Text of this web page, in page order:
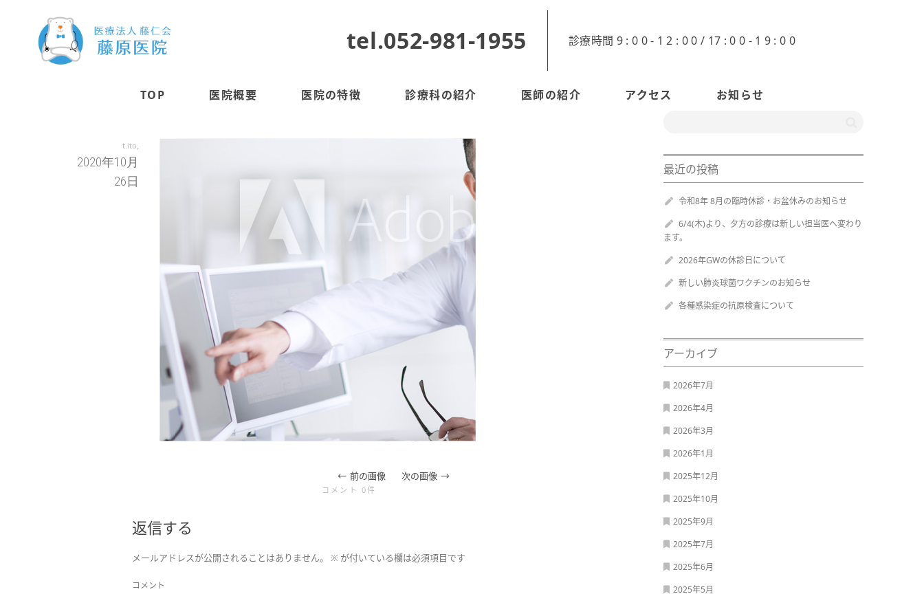
tel.052-981-1955 診療時間 9 : 0 0 - 1 2 : 0 0 / 17 : 0 0 - 1 9 : 0 0
TOP 医院概要 医院の特徴 診療科の紹介 医師の紹介 アクセス お知らせ
sampleimage04
t.ito,
2020年10月
26日
前の画像 次の画像
コメント 0件
返信する
メールアドレスが公開されることはありません。 ※ が付いている欄は必須項目です
コメント
最近の投稿
令和8年 8月の臨時休診・お盆休みのお知らせ
6/4(木)より、夕方の診療は新しい担当医へ変わり
ます。
2026年GWの休診日について
新しい肺炎球菌ワクチンのお知らせ
各種感染症の抗原検査について
アーカイブ
2026年7月
2026年4月
2026年3月
2026年1月
2025年12月
2025年10月
2025年9月
2025年7月
2025年6月
2025年5月